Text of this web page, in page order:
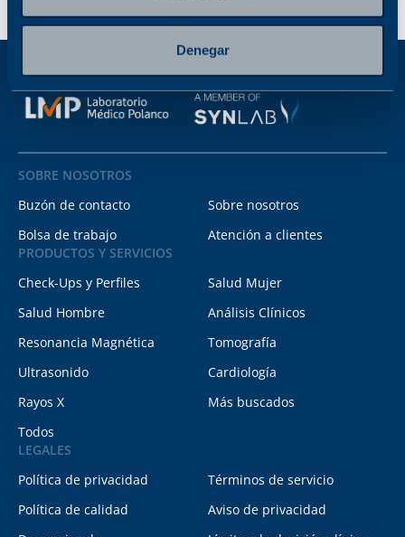
Denegar
SOBRE NOSOTROS
Buzón de contacto
Sobre nosotros
Bolsa de trabajo
Atención a clientes
PRODUCTOS Y SERVICIOS
Check-Ups y Perfiles
Salud Mujer
Salud Hombre
Análisis Clínicos
Resonancia Magnética
Tomografía
Ultrasonido
Cardiología
Rayos X
Más buscados
Todos
LEGALES
Política de privacidad
Términos de servicio
Política de calidad
Aviso de privacidad